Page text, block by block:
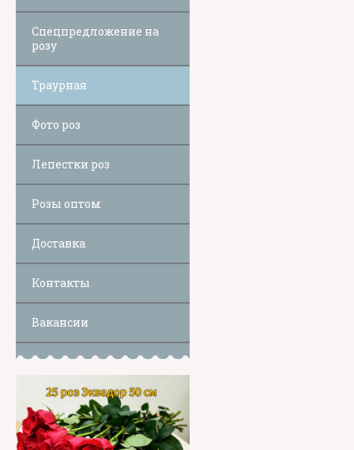
Спецпредложение на
розу
Траурная
Фото роз
Лепестки роз
Розы оптом
Доставка
Контакты
Вакансии